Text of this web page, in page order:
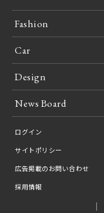
Fashion
Car
Design
News Board
ログイン
サイトポリシー
広告掲載のお問い合わせ
採用情報